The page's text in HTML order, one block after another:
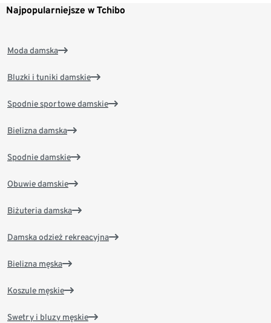
Najpopularniejsze w Tchibo
Moda damska
Bluzki i tuniki damskie
Spodnie sportowe damskie
Bielizna damska
Spodnie damskie
Obuwie damskie
Biżuteria damska
Damska odzież rekreacyjna
Bielizna męska
Koszule męskie
Swetry i bluzy męskie